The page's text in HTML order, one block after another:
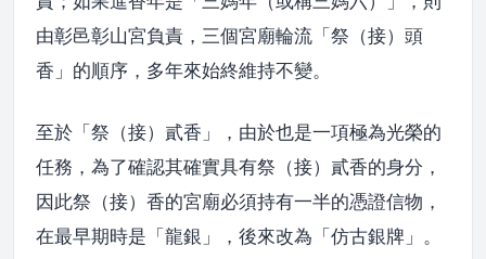
由彰邑彰山宮負責，三個宮廟輪流「祭（接）頭
香」的順序，多年來始終維持不變。
至於「祭（接）貳香」，由於也是一項極為光榮的
任務，為了確認其確實具有祭（接）貳香的身分，
因此祭（接）香的宮廟必須持有一半的憑證信物，
在最早期時是「龍銀」，後來改為「仿古銀牌」。